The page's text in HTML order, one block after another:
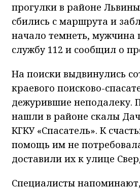
прогулки в районе
сбились с маршрута и
начало темнеть, мужчина
службу 112 и сообщил о
На поиски выдвинулись
краевого поисково-
дежурившие неподалеку.
нашли в районе скалы
КГКУ «Спасатель». К
помощь им не
доставили их к улице
Специалисты